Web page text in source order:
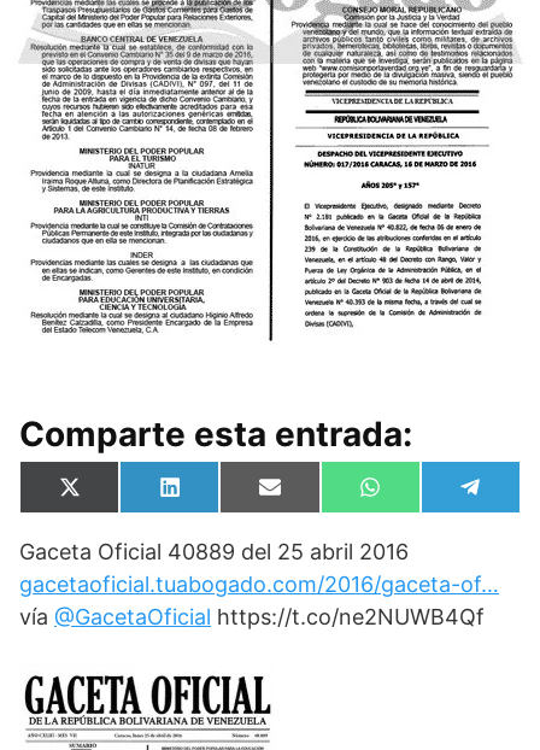
Comparte esta entrada:
Compartir
en
X
(
w
t
t
e
)
Compartir
en
L
i
k
e
d
I
n
Compartir
en
E
m
i
Compartir
en
W
h
t
s
A
p
p
en
e
g
r
a
m
Gaceta Oficial 40889 del 25 abril 2016
gacetaoficial.tuabogado.com/2016/gaceta-of…
vía @GacetaOficial https://t.co/ne2NUWB4Qf